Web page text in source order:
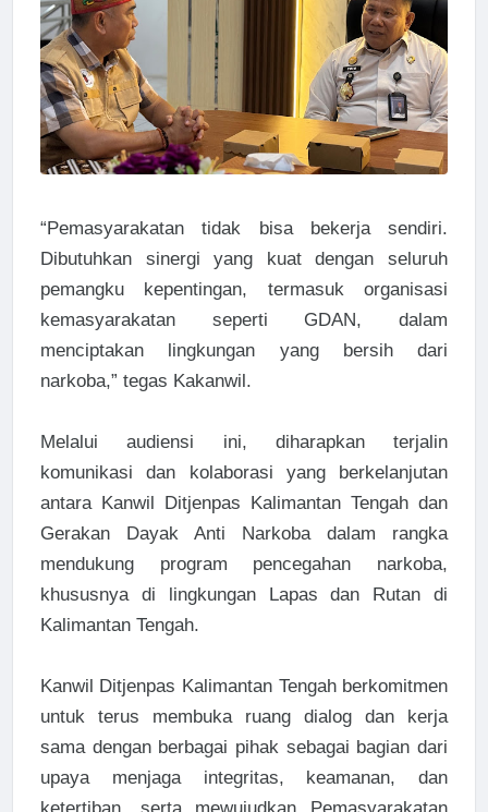
“Pemasyarakatan tidak bisa bekerja sendiri.
Dibutuhkan sinergi yang kuat dengan seluruh
pemangku kepentingan, termasuk organisasi
kemasyarakatan seperti GDAN, dalam
menciptakan lingkungan yang bersih dari
narkoba,” tegas Kakanwil.
Melalui audiensi ini, diharapkan terjalin
komunikasi dan kolaborasi yang berkelanjutan
antara Kanwil Ditjenpas Kalimantan Tengah dan
Gerakan Dayak Anti Narkoba dalam rangka
mendukung program pencegahan narkoba,
khususnya di lingkungan Lapas dan Rutan di
Kalimantan Tengah.
Kanwil Ditjenpas Kalimantan Tengah berkomitmen
untuk terus membuka ruang dialog dan kerja
sama dengan berbagai pihak sebagai bagian dari
upaya menjaga integritas, keamanan, dan
ketertiban, serta mewujudkan Pemasyarakatan